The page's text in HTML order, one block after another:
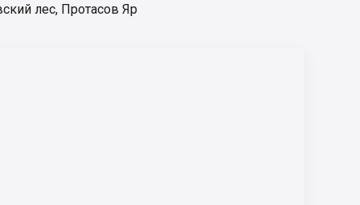
лес, Протасов Яр